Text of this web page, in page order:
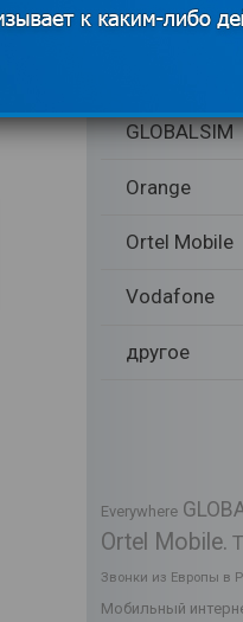
GLOBALSIM
Orange
Ortel Mobile
Vodafone
другое
Everywhere
Ortel Mobile.
Звонки из Европы в
Мобильный